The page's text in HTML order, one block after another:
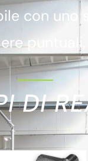
con uno
DI